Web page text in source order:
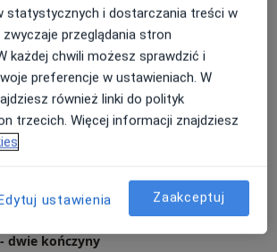
naczyniowego
naczyniowego + USG / Doppler żył
dwie kończyny
statystycznych i dostarczania treści w
przeglądania stron
każdej chwili możesz sprawdzić i
preferencje w ustawieniach. W
również linki do polityk
trzecich. Więcej informacji znajdziesz
ustawienia Zaakceptuj